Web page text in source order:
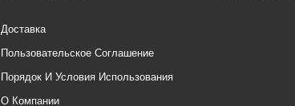
Доставка
Пользовательское Соглашение
Порядок И Условия Использования
О Компании